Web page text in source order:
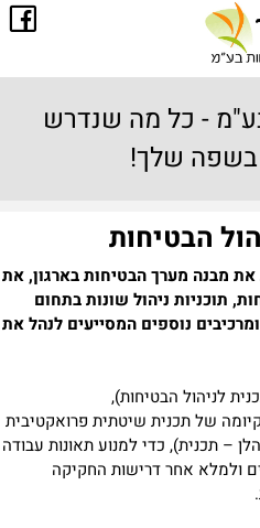
- כל מה שנדרש
בשפה שלך!
הבטיחות
מבנה מערך הבטיחות בארגון, את
תוכניות ניהול שונות בתחום
נוספים המסייעים לנהל את
לניהול הבטיחות),
של תכנית שיטתית פרואקטיבית
– תכנית), כדי למנוע תאונות עבודה
ולמלא אחר דרישות החקיקה